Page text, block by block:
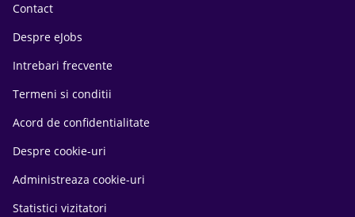
Contact
Despre eJobs
Intrebari frecvente
Termeni si conditii
Acord de confidentialitate
Despre cookie-uri
Administreaza cookie-uri
Statistici vizitatori